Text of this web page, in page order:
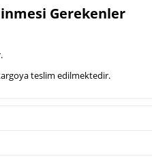
Gerekenler
teslim edilmektedir.